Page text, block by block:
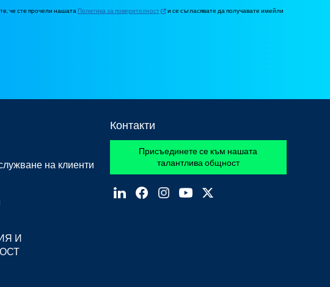
че сте прочели нашата Политика за поверителност
и се съгласявате да получавате имейли
на клиенти
И
Контакти
Присъединете се към нашата
талантлива общност